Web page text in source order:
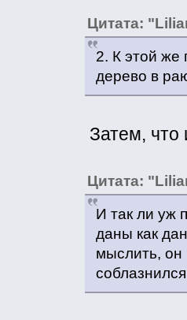
Цитата:
2. К этой же
дерево в
Затем, что
Цитата:
И так ли уж
даны как
мыслить, он